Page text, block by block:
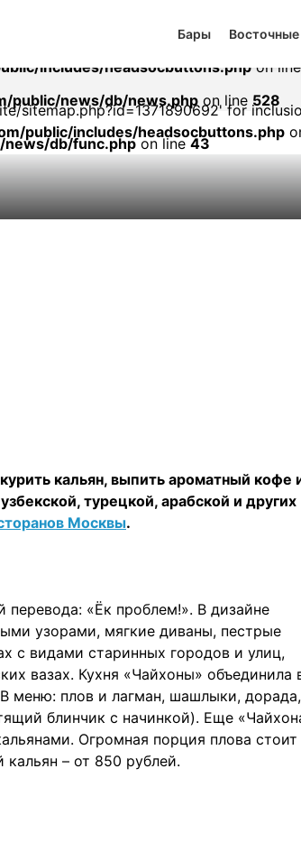
Бары
public/news/db/news.php on line 528
failed to open stream: no
includes/headsocbuttons.phpon
sitemap.php?id=1371890692' for
public/includes/headsocbuttons.php
db/func.php on line 43
кальян, выпить ароматный кофе
турецкой, арабской и других
Москвы.
«Ёк проблем!». В дизайне
узорами, мягкие диваны, пестрые
с видами старинных городов и улиц,
вазах. Кухня «Чайхоны» объединила
меню: плов и лагман, шашлыки, дорада,
блинчик с начинкой). Еще
Огромная порция плова стоит
– от 850 рублей.